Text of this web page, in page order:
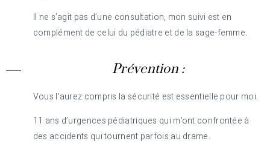
Il ne s’agit pas d’une consultation, mon suivi est en
complément de celui du pédiatre et de la sage-femme.
Prévention :
Vous l’aurez compris la sécurité est essentielle pour moi.
11 ans d’urgences pédiatriques qui m’ont confrontée à
des accidents qui tournent parfois au drame.